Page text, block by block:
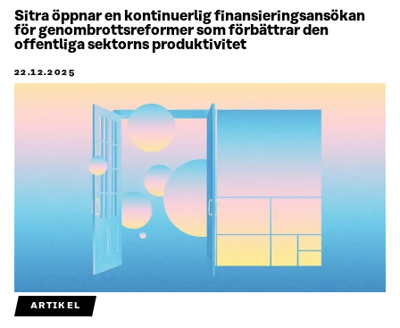
Sitra öppnar en kontinuerlig finansieringsansökan
för genombrottsreformer som förbättrar den
offentliga sektorns produktivitet
22.12.2025
ARTIKEL